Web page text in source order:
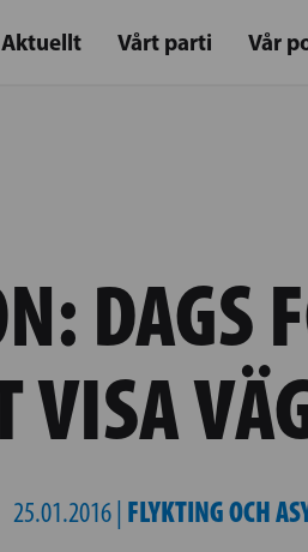
Aktuellt Vårt parti Vår
DAGS
VISA
25.01.2016 | FLYKTING OCH